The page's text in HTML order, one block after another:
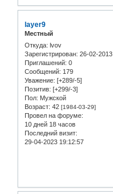
layer9
Местный
Откуда: lvov
Зарегистрирован: 26-02-2013
Приглашений: 0
Сообщений: 179
Уважение: [+289/-5]
Позитив: [+299/-3]
Пол: Мужской
Возраст: 42 [1984-03-29]
Провел на форуме:
10 дней 18 часов
Последний визит:
29-04-2023 19:12:57